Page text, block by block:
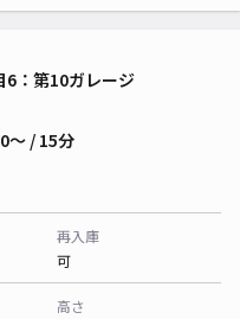
6：第10ガレージ
〜 / 15分
再入庫
可
高さ